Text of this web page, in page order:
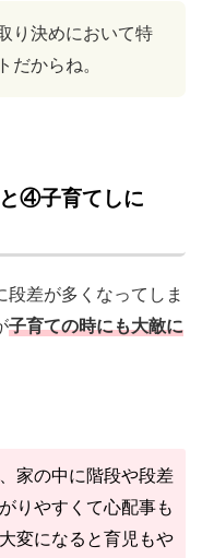
り決めにおいて特
だからね。
と④子育てしに
差が多くなってしま
子育ての時にも大敵に
家の中に階段や段差
りやすくて心配事も
変になると育児もや